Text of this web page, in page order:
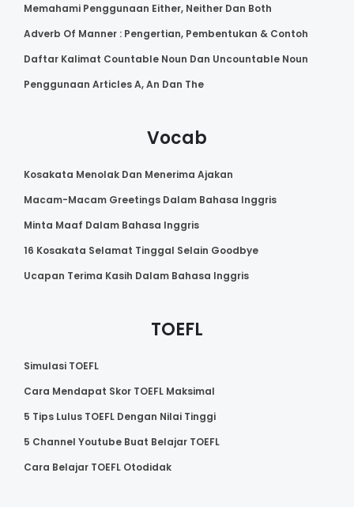
Memahami Penggunaan Either, Neither Dan Both
Adverb Of Manner : Pengertian, Pembentukan & Contoh
Daftar Kalimat Countable Noun Dan Uncountable Noun
Penggunaan Articles A, An Dan The
Vocab
Kosakata Menolak Dan Menerima Ajakan
Macam-Macam Greetings Dalam Bahasa Inggris
Minta Maaf Dalam Bahasa Inggris
16 Kosakata Selamat Tinggal Selain Goodbye
Ucapan Terima Kasih Dalam Bahasa Inggris
TOEFL
Simulasi TOEFL
Cara Mendapat Skor TOEFL Maksimal
5 Tips Lulus TOEFL Dengan Nilai Tinggi
5 Channel Youtube Buat Belajar TOEFL
Cara Belajar TOEFL Otodidak